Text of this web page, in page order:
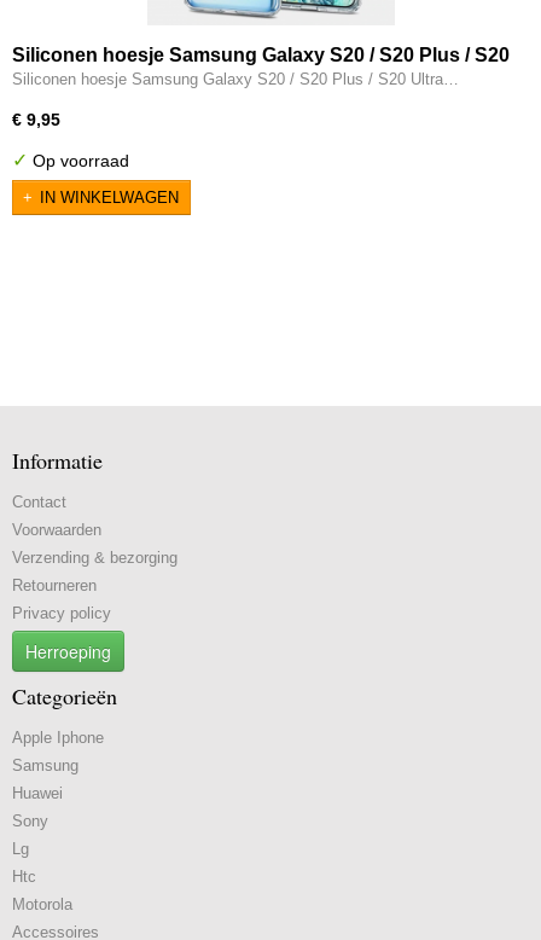
Siliconen hoesje Samsung Galaxy S20 / S20 Plus / S20
Ultra transparant schattig katje
Siliconen hoesje Samsung Galaxy S20 / S20 Plus / S20 Ultra…
€ 9,95
✓ Op voorraad
IN WINKELWAGEN
Informatie
Contact
Voorwaarden
Verzending & bezorging
Retourneren
Privacy policy
Herroeping
Categorieën
Apple Iphone
Samsung
Huawei
Sony
Lg
Htc
Motorola
Accessoires